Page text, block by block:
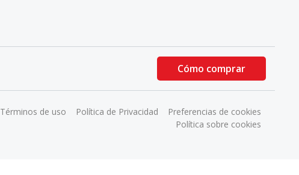
Cómo comprar
Términos de uso Política de Privacidad
Preferencias de cookies
Política sobre cookies